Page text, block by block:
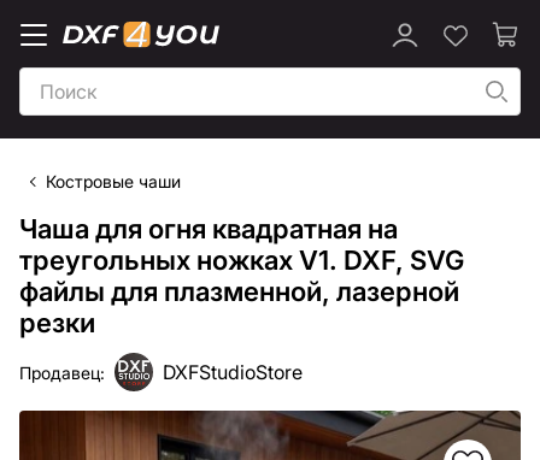
Костровые чаши
Чаша для огня квадратная на
треугольных ножках V1. DXF, SVG
файлы для плазменной, лазерной
резки
Продавец: DXFStudioStore